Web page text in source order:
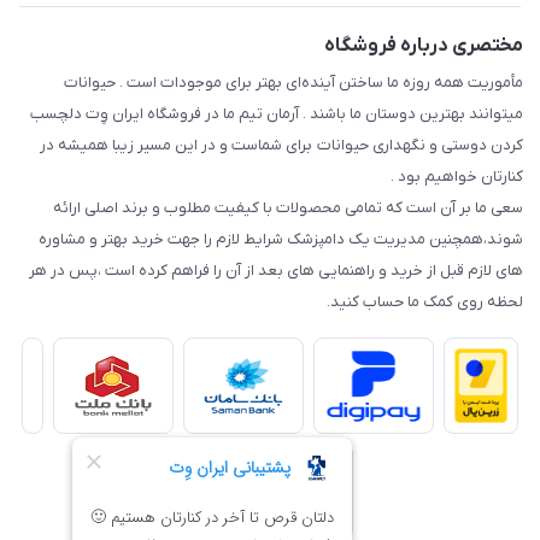
مختصری درباره فروشگاه
مأموریت همه روزه ما ساختن آینده‌ای بهتر برای موجودات است . حیوانات
میتوانند بهترین دوستان ما باشند . آرمان تیم ما در فروشگاه ایران وِت دلچسب
کردن دوستی و نگهداری حیوانات برای شماست و در این مسیر زیبا همیشه در
کنارتان خواهیم بود .
سعی ما بر آن است که تمامی محصولات با کیفیت مطلوب و برند اصلی ارائه
شوند،همچنین مدیریت یک دامپزشک شرایط لازم را جهت خرید بهتر و مشاوره
های لازم قبل از خرید و راهنمایی های بعد از آن را فراهم کرده است ،پس در هر
لحظه روی کمک ما حساب کنید.